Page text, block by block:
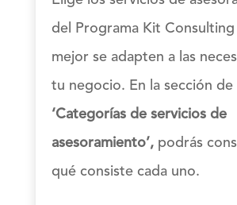
del Programa Kit
mejor se adapten a las
tu negocio. En la sección de
‘Categorías de servicios de
asesoramiento’, podrás
qué consiste cada uno.